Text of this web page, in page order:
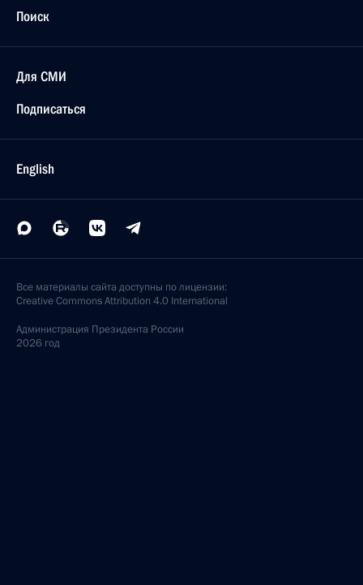
Поиск
Для СМИ
Подписаться
English
Все материалы сайта доступны по лицензии:
Creative Commons Attribution 4.0 International
Администрация Президента России
2026 год